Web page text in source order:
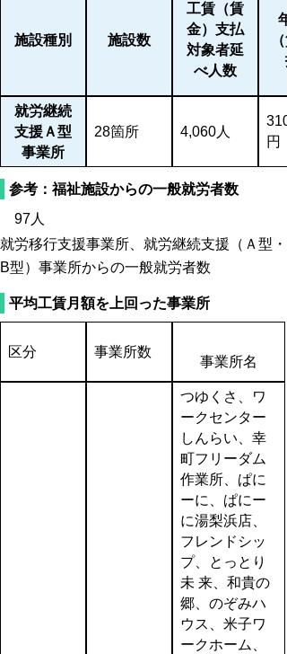
施設種別 施設数
工賃（賃
金）支払
対象者延
べ人数
就労継続
支援Ａ型
事業所
28箇所 4,060人
円
参考：福祉施設からの一般就労者数
97人
就労移行支援事業所、就労継続支援（Ａ型・
B型）事業所からの一般就労者数
平均工賃月額を上回った事業所
区分 事業所数
事業所名
つゆくさ、ワ
ークセンター
しんらい、幸
町フリーダム
作業所、ぱに
ーに、ぱにー
に湯梨浜店、
フレンドシッ
プ、とっとり
未 来、和貴の
郷、のぞみハ
ウス、米子ワ
ークホーム、